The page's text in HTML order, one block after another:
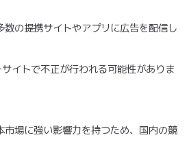
の提携サイトやアプリに広告を配信し
イトで不正が行われる可能性がありま
場に強い影響力を持つため、国内の競